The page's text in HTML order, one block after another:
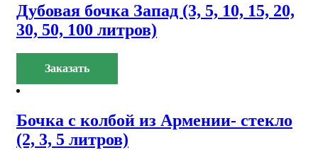
Дубовая бочка Запад (3, 5, 10, 15, 20,
30, 50, 100 литров)
Заказать
Бочка с колбой из Армении- стекло
(2, 3, 5 литров)